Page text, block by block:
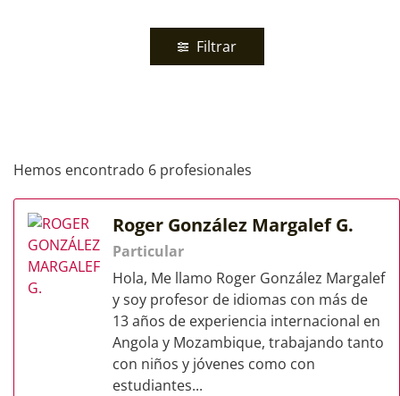
Filtrar
Hemos encontrado 6 profesionales
Roger González Margalef G.
Particular
Hola, Me llamo Roger González Margalef
y soy profesor de idiomas con más de
13 años de experiencia internacional en
Angola y Mozambique, trabajando tanto
con niños y jóvenes como con
estudiantes...